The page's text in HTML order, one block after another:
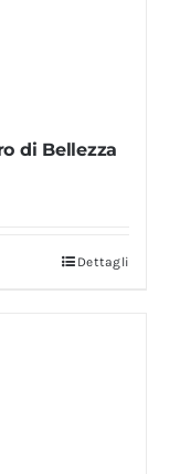
di Bellezza
Dettagli